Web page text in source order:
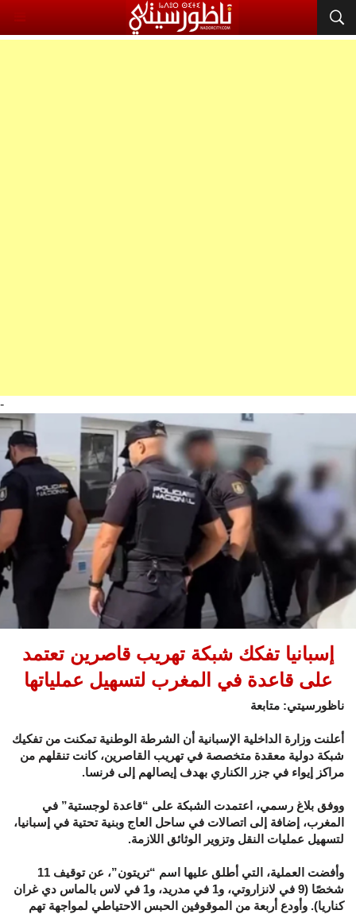
-
إسبانيا تفكك شبكة تهريب قاصرين تعتمد
على قاعدة في المغرب لتسهيل عملياتها
ناظورسيتي: متابعة
أعلنت وزارة الداخلية الإسبانية أن الشرطة الوطنية تمكنت من تفكيك
شبكة دولية معقدة متخصصة في تهريب القاصرين، كانت تنقلهم من
مراكز إيواء في جزر الكناري بهدف إيصالهم إلى فرنسا.
ووفق بلاغ رسمي، اعتمدت الشبكة على “قاعدة لوجستية” في
المغرب، إضافة إلى اتصالات في ساحل العاج وبنية تحتية في إسبانيا،
لتسهيل عمليات النقل وتزوير الوثائق اللازمة.
وأفضت العملية، التي أطلق عليها اسم “تريتون”، عن توقيف 11
شخصًا (9 في لانزاروتي، و1 في مدريد، و1 في لاس بالماس دي غران
كناريا). وأودع أربعة من الموقوفين الحبس الاحتياطي لمواجهة تهم